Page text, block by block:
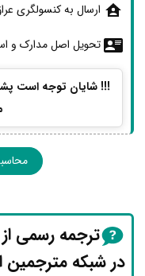
ارسال به کنسولگری
تحویل اصل مدارک و
!!! شایان توجه است
ترجمه رسمی
در شبکه مترجمین